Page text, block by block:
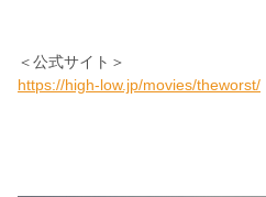
＜公式サイト＞
https://high-low.jp/movies/theworst/